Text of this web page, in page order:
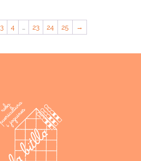
3 4 … 23 24 25 →